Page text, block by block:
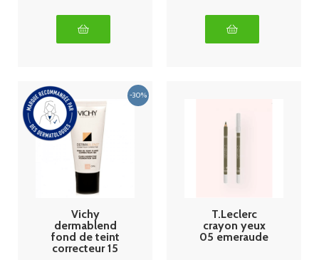
Vichy
dermablend
fond de teint
correcteur 15
T.Leclerc
crayon yeux
05 emeraude